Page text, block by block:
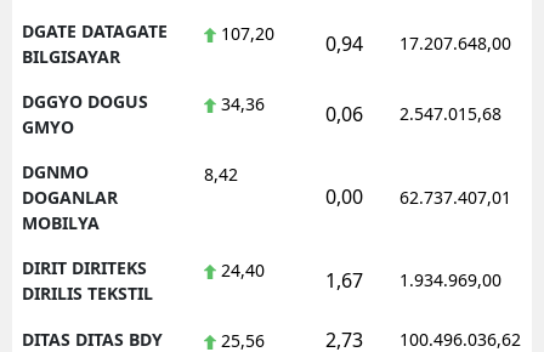
DGATE DATAGATE
BILGISAYAR
107,20 0,94 17.207.648,00
DGGYO DOGUS
GMYO
34,36 0,06 2.547.015,68
DGNMO
DOGANLAR
MOBILYA
8,42
0,00 62.737.407,01
DIRIT DIRITEKS
DIRILIS TEKSTIL
24,40 1,67 1.934.969,00
DITAS DITAS BDY 25,56 2,73 100.496.036,62